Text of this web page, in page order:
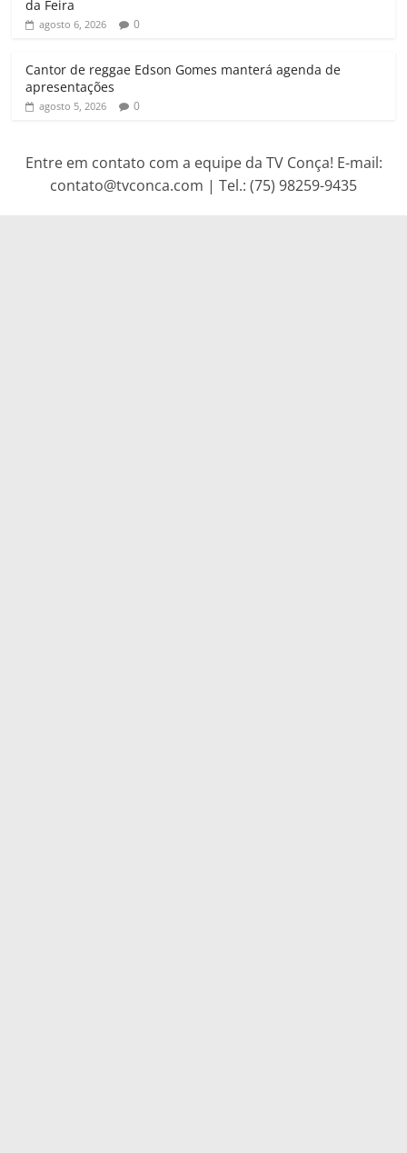
da Feira
agosto 6, 2026 0
Cantor de reggae Edson Gomes manterá agenda de
apresentações
agosto 5, 2026 0
Entre em contato com a equipe da TV Conça! E-mail:
contato@tvconca.com | Tel.: (75) 98259-9435